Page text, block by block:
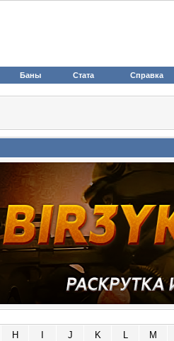
Баны Стата Справка
H J K L M